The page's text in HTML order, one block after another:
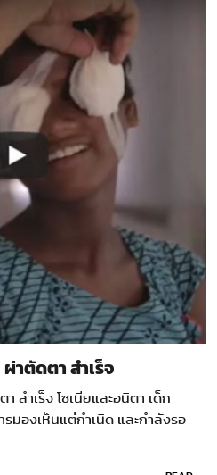
าตัดตา สำเร็จ
สำเร็จ โซเนียและอนิตา เด็ก
องเห็นแต่กำเนิด และกำลังรอ